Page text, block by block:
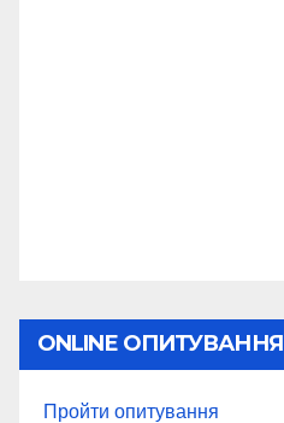
ONLINE ОПИТУВАННЯ
Пройти опитування